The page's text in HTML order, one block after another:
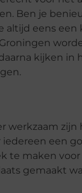
Ben je
altijd eens
kijken in
werkzaam
iedereen een
te maken
gemaakt